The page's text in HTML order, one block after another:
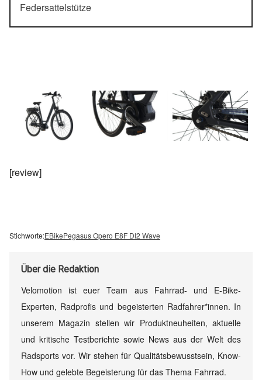
Federsattelstütze
[review]
Stichworte:EBikePegasus Opero E8F DI2 Wave
Überdie Redaktion
Velomotion ist euer Team aus Fahrrad- und E-Bike-
Experten, Radprofis und begeisterten Radfahrer*innen. In
unserem Magazin stellen wir Produktneuheiten, aktuelle
und kritische Testberichte sowie News aus der Welt des
Radsports vor. Wir stehen für Qualitätsbewusstsein, Know-
How und gelebte Begeisterung für das Thema Fahrrad.